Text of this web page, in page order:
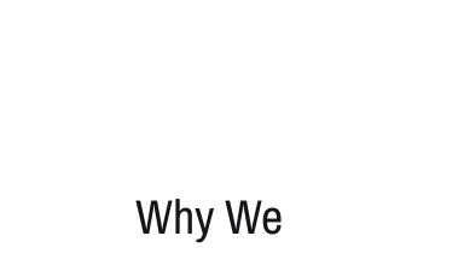
Why We